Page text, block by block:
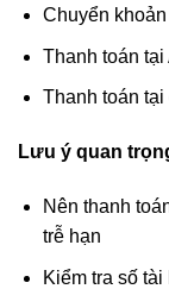
Chuyển
Thanh toán tại
Thanh toán
Lưu ý quan
Nên thanh
trễ hạn
Kiểm tra số